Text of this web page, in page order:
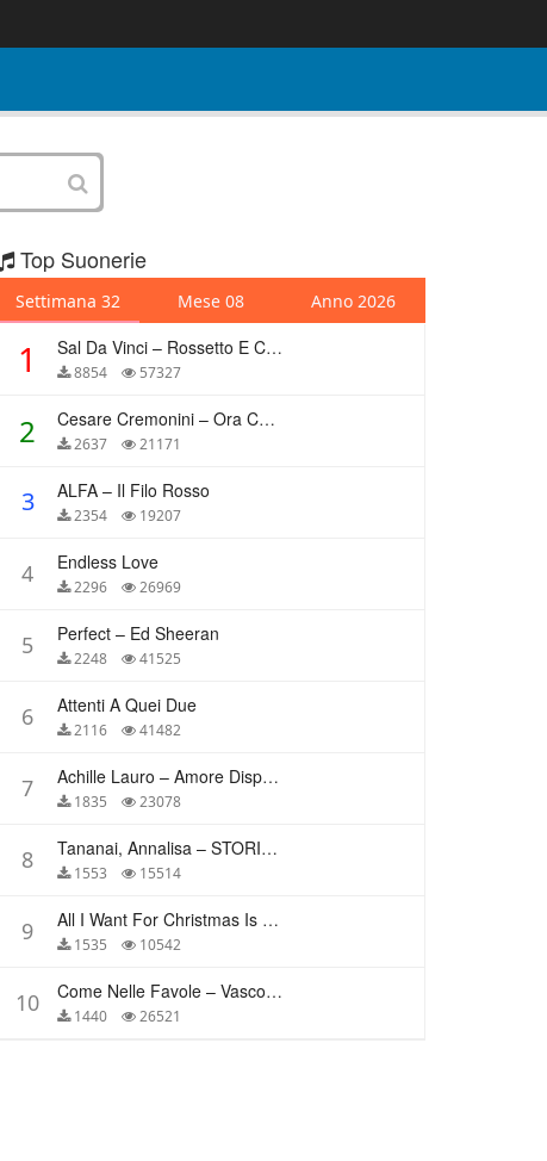
Top Suonerie
Settimana 32 Mese 08 Anno 2026
1 Sal Da Vinci – Rossetto E Caffè
8854 57327
2 Cesare Cremonini – Ora Che Non Ho Più Te
2637 21171
3 ALFA – Il Filo Rosso
2354 19207
4 Endless Love
2296 26969
5 Perfect – Ed Sheeran
2248 41525
6 Attenti A Quei Due
2116 41482
7 Achille Lauro – Amore Disperato
1835 23078
8 Tananai, Annalisa – STORIE BREVI
1553 15514
9 All I Want For Christmas Is You – Mariah Carey
1535 10542
10 Come Nelle Favole – Vasco Rossi
1440 26521